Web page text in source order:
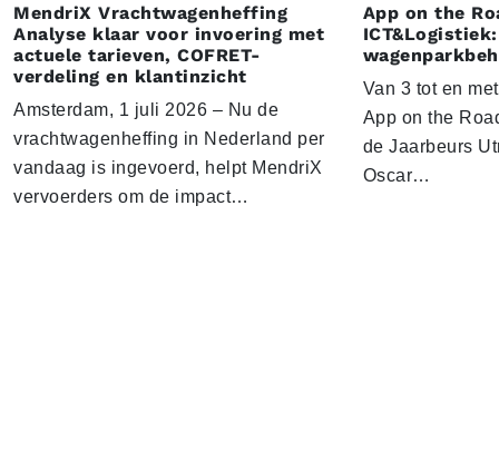
MendriX Vrachtwagenheffing
Analyse klaar voor invoering met
actuele tarieven, COFRET-
verdeling en klantinzicht
Amsterdam, 1 juli 2026 – Nu de
vrachtwagenheffing in Nederland per
vandaag is ingevoerd, helpt MendriX
vervoerders om de impact…
App on the
Van 3 tot en
App on the
de Jaarbeurs
Oscar…